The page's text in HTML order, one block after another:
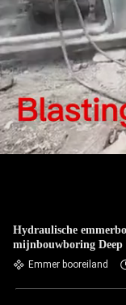
Hydraulische
mijnbouwboring Deep
Emmer booreiland